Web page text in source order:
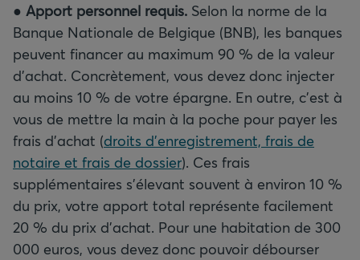
● Apport personnel requis. Selon la norme de la
Banque Nationale de Belgique (BNB), les banques
peuvent financer au maximum 90 % de la valeur
d’achat. Concrètement, vous devez donc injecter
au moins 10 % de votre épargne. En outre, c’est à
vous de mettre la main à la poche pour payer les
frais d’achat (droits d’enregistrement, frais de
notaire et frais de dossier). Ces frais
supplémentaires s’élevant souvent à environ 10 %
du prix, votre apport total représente facilement
20 % du prix d’achat. Pour une habitation de 300
000 euros, vous devez donc pouvoir débourser